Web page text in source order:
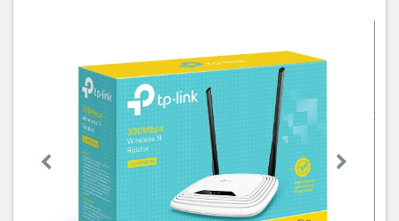
10/100Mbps
Không
Nhu cầu sử
Gia đình